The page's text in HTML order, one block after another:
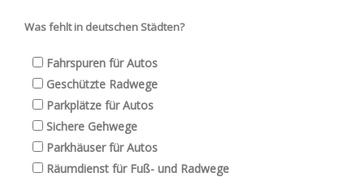
Was fehlt in deutschen Städten?
Fahrspuren für Autos
Geschützte Radwege
Parkplätze für Autos
Sichere Gehwege
Parkhäuser für Autos
Räumdienst für Fuß- und Radwege